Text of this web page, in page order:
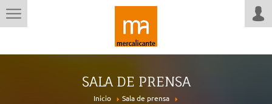
SALA DE PRENSA
Inicio
Sala de prensa